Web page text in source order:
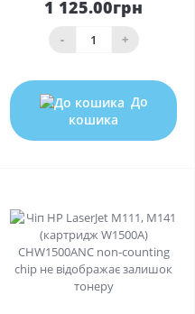
1 125.00грн
- +
До
кошика